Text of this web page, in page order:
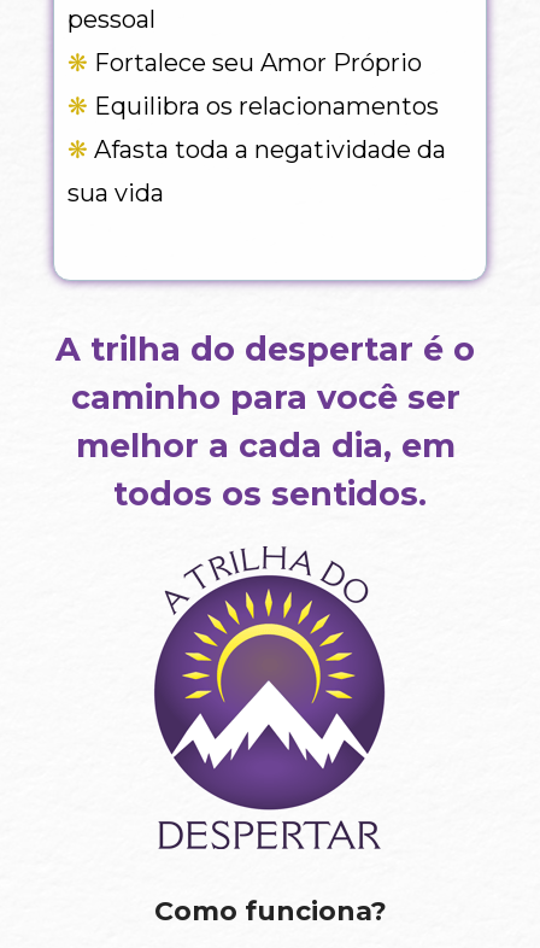
pessoal
❋ Fortalece seu Amor Próprio
❋ Equilibra os relacionamentos
❋ Afasta toda a negatividade da
sua vida
A trilha do despertar é o
caminho para você ser
melhor a cada dia, em
todos os sentidos.
Como funciona?